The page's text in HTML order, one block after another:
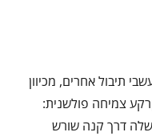
תיבול אחרים, מכיוון
צמיחה פולשנית:
דרך קנה שורש